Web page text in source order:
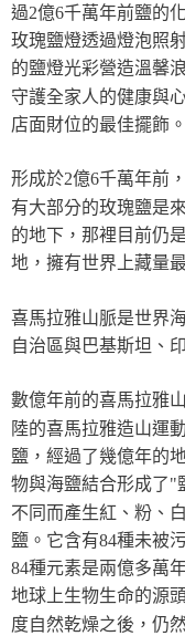
過2億6千萬年前鹽的
玫瑰鹽燈透過燈泡照
的鹽燈光彩營造溫馨
守護全家人的健康與
店面財位的最佳擺飾。
形成於2億6千萬年前
有大部分的玫瑰鹽是
的地下，那裡目前仍
地，擁有世界上藏量
喜馬拉雅山脈是世界
自治區與巴基斯坦、
數億年前的喜馬拉雅
陸的喜馬拉雅造山運
鹽，經過了幾億年的
物與海鹽結合形成了
不同而產生紅、粉、
鹽。它含有84種未被
84種元素是兩億多萬
地球上生物生命的源
度自然乾燥之後，仍